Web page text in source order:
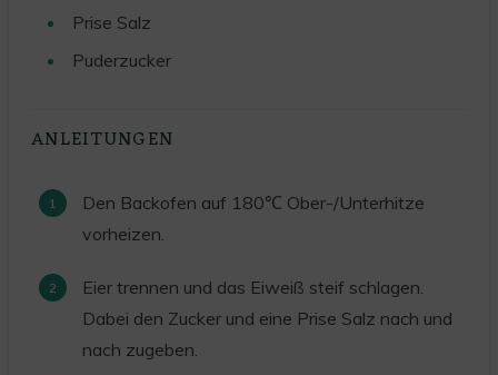
Prise Salz
Puderzucker
ANLEITUNGEN
Den Backofen auf 180℃ Ober-/Unterhitze
vorheizen.
Eier trennen und das Eiweiß steif schlagen.
Dabei den Zucker und eine Prise Salz nach und
nach zugeben.